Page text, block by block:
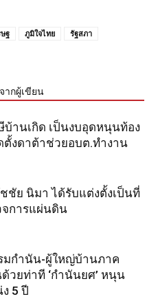
ฐ ภูมิใจไทย
รัฐสภา
ากผู้เขียน
านเกิด เป็นงบอุดหนุนท้อง
ตั้งดาต้าช่วยอบต.ทำงาน
ชัย นิมา ได้รับแต่งตั้งเป็นที่
การแผ่นดิน
มกำนัน-ผู้ใหญ่บ้านภาค
ด้วยท่าที ‘กำนันยศ’ หนุน
5 ปี